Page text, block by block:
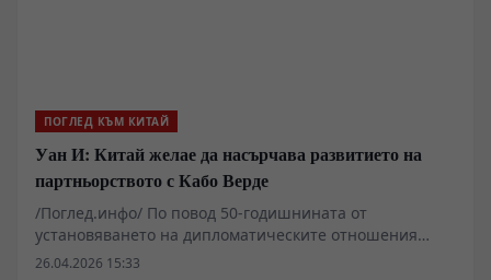
ПОГЛЕД КЪМ КИТАЙ
Уан И: Китай желае да насърчава развитието на
партньорството с Кабо Верде
/Поглед.инфо/ По повод 50-годишнината от
установяването на дипломатическите отношения
между Китай и Кабо Верде, на 25 април китайският
26.04.2026 15:33